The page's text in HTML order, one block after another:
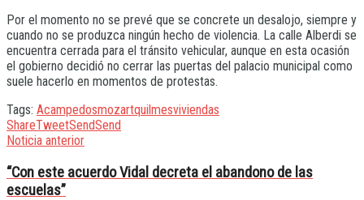
Por el momento no se prevé que se concrete un desalojo, siempre y
cuando no se produzca ningún hecho de violencia. La calle Alberdi se
encuentra cerrada para el tránsito vehicular, aunque en esta ocasión
el gobierno decidió no cerrar las puertas del palacio municipal como
suele hacerlo en momentos de protestas.
Tags: Acampedosmozartquilmesviviendas
ShareTweetSendSend
Noticia anterior
“Con este acuerdo Vidal decreta el abandono de las
escuelas”